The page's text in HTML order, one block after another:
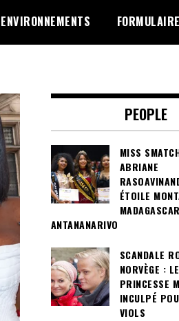
ENVIRONNEMENTS FORMULAIRE
PEOPLE
MISS
ABRIANE
ÉTOILE
ANTANANARIVO
SCANDALE
NORVÈGE :
PRINCESSE
INCULPÉ
VIOLS